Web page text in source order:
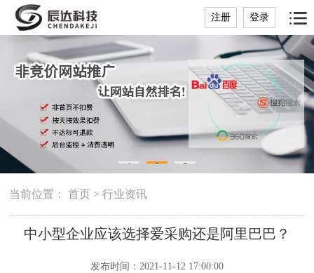
注册 登录
1 2 3
当前位置：首页 >行业资讯
中小型企业应该选择爱采购还是阿里巴巴？
发布时间：2021-11-12 17:00:00